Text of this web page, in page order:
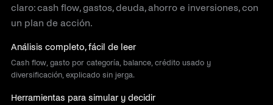
claro: cash flow, gastos, deuda, ahorro e inversiones, con
un plan de acción.
Análisis completo, fácil de leer
Cash flow, gasto por categoría, balance, crédito usado y
diversificación, explicado sin jerga.
Herramientas para simular y decidir